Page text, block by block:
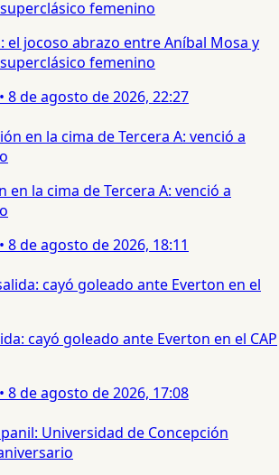
jocoso abrazo entre Aníbal Mosa y
femenino
• 8 de agosto de 2026, 22:27
en la cima de Tercera A: venció a
• 8 de agosto de 2026, 18:11
cayó goleado ante Everton en el CAP
• 8 de agosto de 2026, 17:08